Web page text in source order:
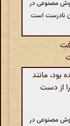
مصنوعی در
نادرست است
مانند
از دست
مصنوعی در